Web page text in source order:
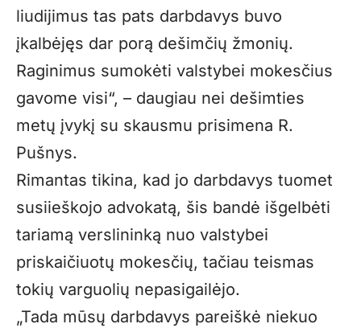
liudijimus tas pats darbdavys buvo
įkalbėjęs dar porą dešimčių žmonių.
Raginimus sumokėti valstybei mokesčius
gavome visi“, – daugiau nei dešimties
metų įvykį su skausmu prisimena R.
Pušnys.
Rimantas tikina, kad jo darbdavys tuomet
susiieškojo advokatą, šis bandė išgelbėti
tariamą verslininką nuo valstybei
priskaičiuotų mokesčių, tačiau teismas
tokių varguolių nepasigailėjo.
„Tada mūsų darbdavys pareiškė niekuo